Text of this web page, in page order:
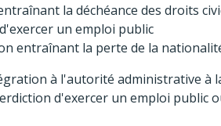
la déchéance des droits
un emploi public
entraînant la perte de la
à l'autorité administrative à
d'exercer un emploi public